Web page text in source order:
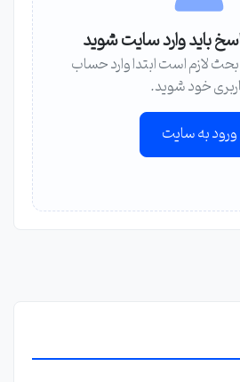
باید وارد سایت شوید
لازم است ابتدا وارد حساب
خود شوید.
ورود به سایت